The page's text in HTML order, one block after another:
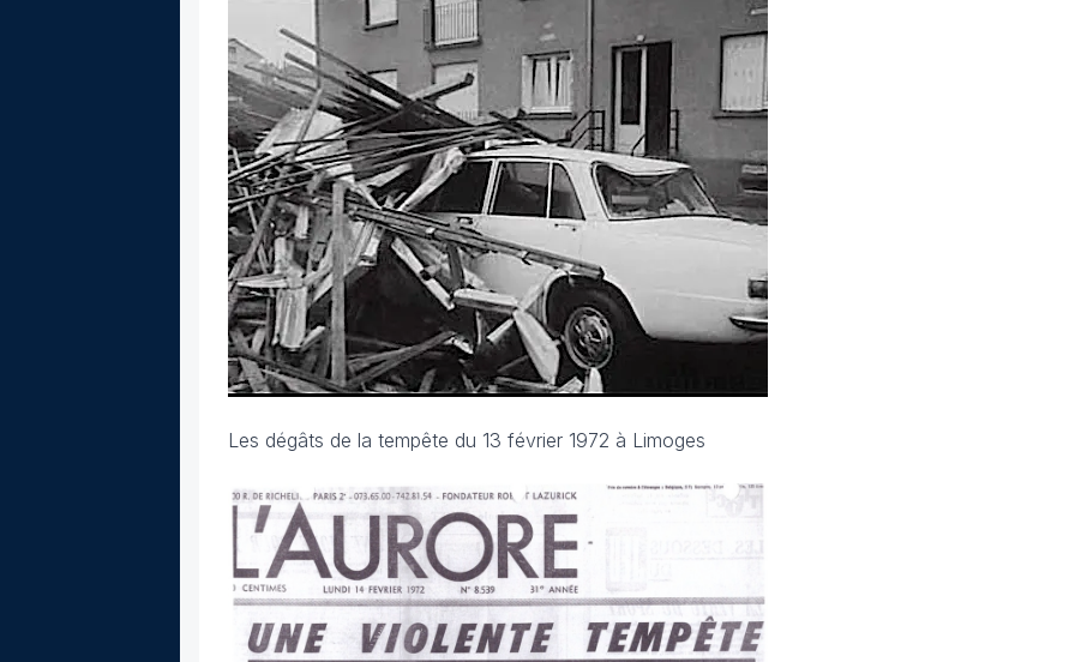
Les dégâts de la tempête du 13 février 1972 à Limoges